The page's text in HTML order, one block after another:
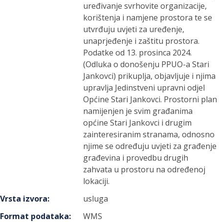
uređivanje svrhovite organizacije,
korištenja i namjene prostora te se
utvrđuju uvjeti za uređenje,
unaprjeđenje i zaštitu prostora.
Podatke od 13. prosinca 2024.
(Odluka o donošenju PPUO-a Stari
Jankovci) prikuplja, objavljuje i njima
upravlja Jedinstveni upravni odjel
Općine Stari Jankovci. Prostorni plan
namijenjen je svim građanima
općine Stari Jankovci i drugim
zainteresiranim stranama, odnosno
njime se određuju uvjeti za građenje
građevina i provedbu drugih
zahvata u prostoru na određenoj
lokaciji.
Vrsta izvora:
usluga
Format podataka:
WMS